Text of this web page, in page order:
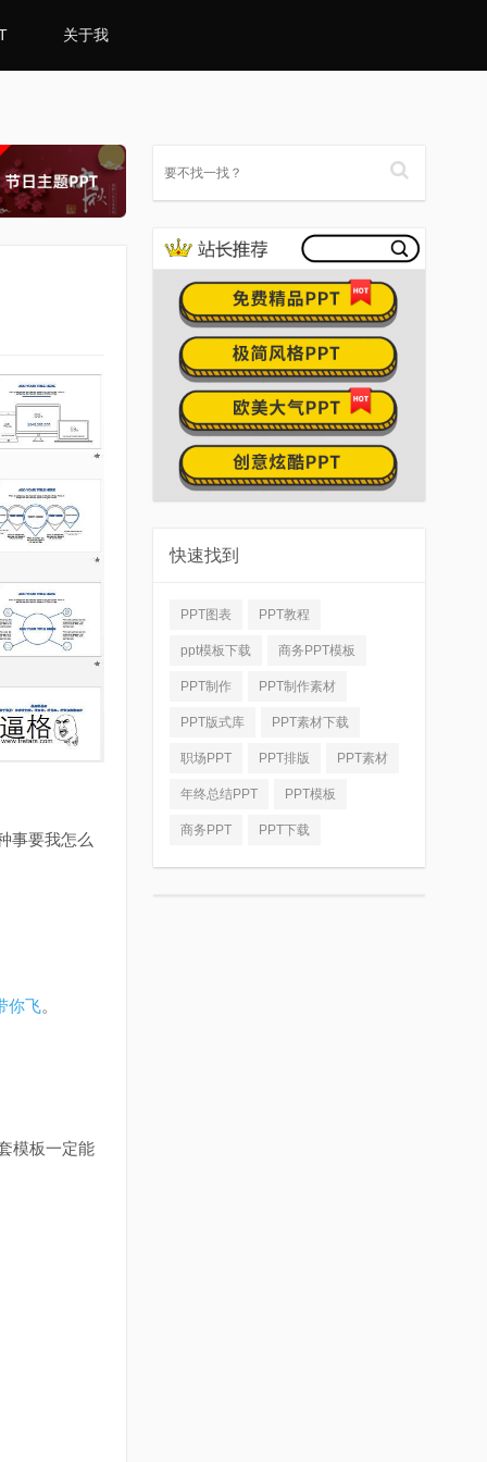
关于我
事要我怎么
你飞。
模板一定能
快速找到
PPT图表 PPT教程
ppt模板下载 商务PPT模板
PPT制作 PPT制作素材
PPT版式库 PPT素材下载
职场PPT PPT排版 PPT素材
年终总结PPT PPT模板
商务PPT PPT下载